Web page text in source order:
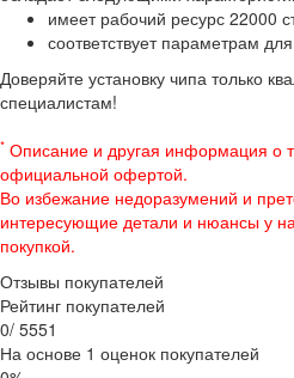
имеет рабочий ресурс 22000
соответствует параметрам
Доверяйте установку чипа только
специалистам!
* Описание и другая информация о
официальной офертой.
Во избежание недоразумений и
интересующие детали и нюансы у
покупкой.
Отзывы покупателей
Рейтинг покупателей
0/ 5551
На основе 1 оценок покупателей